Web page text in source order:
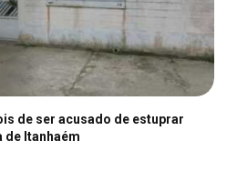
de ser acusado de estuprar
de Itanhaém